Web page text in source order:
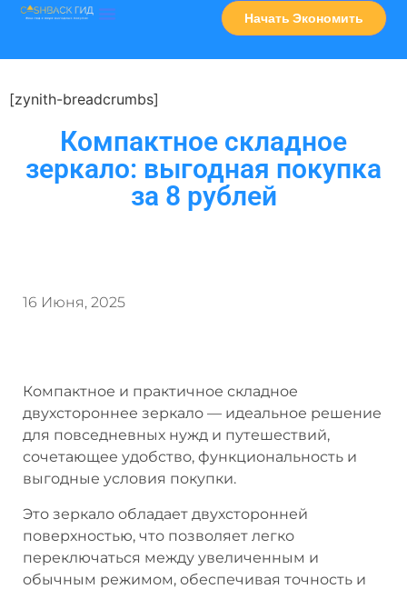
Начать Экономить
[zynith-breadcrumbs]
Компактное складное
зеркало: выгодная покупка
за 8 рублей
16 Июня, 2025
Компактное и практичное складное
двухстороннее зеркало — идеальное решение
для повседневных нужд и путешествий,
сочетающее удобство, функциональность и
выгодные условия покупки.
Это зеркало обладает двухсторонней
поверхностью, что позволяет легко
переключаться между увеличенным и
обычным режимом, обеспечивая точность и